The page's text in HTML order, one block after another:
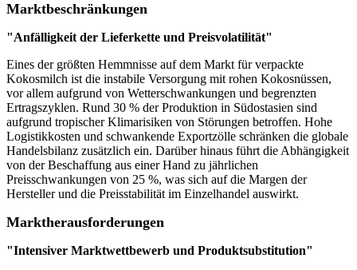
Marktbeschränkungen
"Anfälligkeit der Lieferkette und Preisvolatilität"
Eines der größten Hemmnisse auf dem Markt für verpackte
Kokosmilch ist die instabile Versorgung mit rohen Kokosnüssen,
vor allem aufgrund von Wetterschwankungen und begrenzten
Ertragszyklen. Rund 30 % der Produktion in Südostasien sind
aufgrund tropischer Klimarisiken von Störungen betroffen. Hohe
Logistikkosten und schwankende Exportzölle schränken die globale
Handelsbilanz zusätzlich ein. Darüber hinaus führt die Abhängigkeit
von der Beschaffung aus einer Hand zu jährlichen
Preisschwankungen von 25 %, was sich auf die Margen der
Hersteller und die Preisstabilität im Einzelhandel auswirkt.
Marktherausforderungen
"Intensiver Marktwettbewerb und Produktsubstitution"